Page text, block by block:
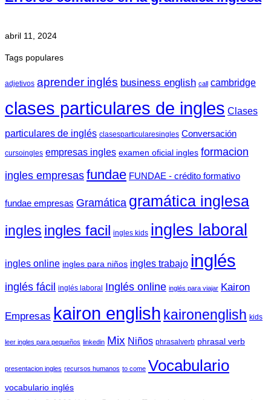
abril 11, 2024
Tags populares
adjetivos aprender inglés business english call cambridge
clases particulares de ingles Clases
particulares de inglés clasesparticularesingles Conversación
cursoingles empresas ingles examen oficial ingles formacion
ingles empresas fundae FUNDAE - crédito formativo
fundae empresas Gramática gramática inglesa
ingles ingles facil ingles kids ingles laboral
ingles online ingles para niños ingles trabajo inglés
inglés fácil inglés laboral Inglés online inglés para viajar Kairon
Empresas kairon english kaironenglish kids
leer ingles para pequeños linkedin Mix Niños phrasalverb phrasal verb
presentacion ingles recursos humanos to come Vocabulario
vocabulario inglés